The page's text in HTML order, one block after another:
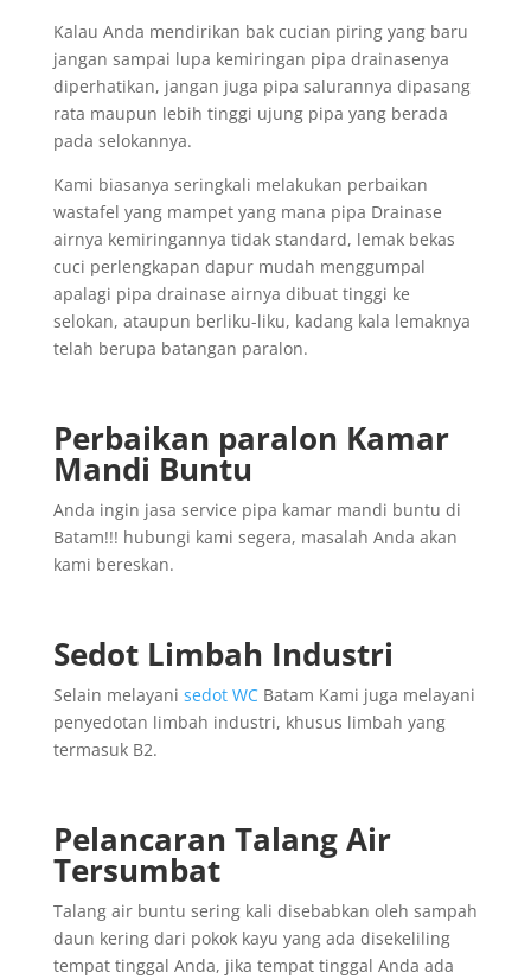
Kalau Anda mendirikan bak cucian piring yang baru
jangan sampai lupa kemiringan pipa drainasenya
diperhatikan, jangan juga pipa salurannya dipasang
rata maupun lebih tinggi ujung pipa yang berada
pada selokannya.
Kami biasanya seringkali melakukan perbaikan
wastafel yang mampet yang mana pipa Drainase
airnya kemiringannya tidak standard, lemak bekas
cuci perlengkapan dapur mudah menggumpal
apalagi pipa drainase airnya dibuat tinggi ke
selokan, ataupun berliku-liku, kadang kala lemaknya
telah berupa batangan paralon.
Perbaikan paralon Kamar
Mandi Buntu
Anda ingin jasa service pipa kamar mandi buntu di
Batam!!! hubungi kami segera, masalah Anda akan
kami bereskan.
Sedot Limbah Industri
Selain melayani sedot WCBatam Kami juga melayani
penyedotan limbah industri, khusus limbah yang
termasuk B2.
Pelancaran Talang Air
Tersumbat
Talang air buntu sering kali disebabkan oleh sampah
daun kering dari pokok kayu yang ada disekeliling
tempat tinggal Anda, jika tempat tinggal Anda ada